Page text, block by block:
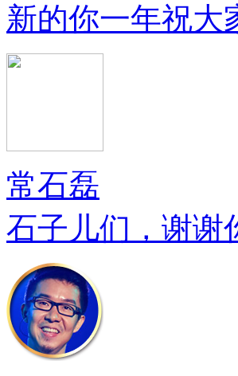
新的你一年祝大
常石磊
石子儿们，谢谢